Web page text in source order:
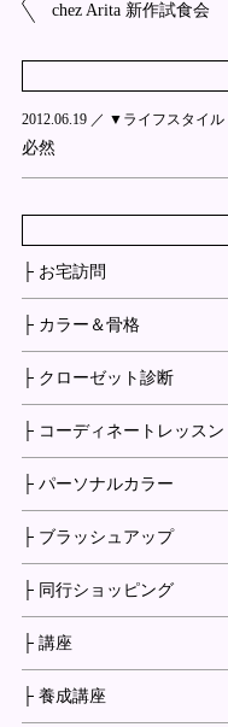
chez Arita 新作試食会
2012.06.19 ／ ▼ライフスタイル
必然
├ お宅訪問
├ カラー＆骨格
├ クローゼット診断
├ コーディネートレッスン
├ パーソナルカラー
├ ブラッシュアップ
├ 同行ショッピング
├ 講座
├ 養成講座